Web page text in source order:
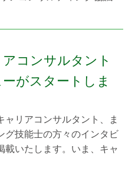
～ 2025年1月5日（日）
前に申請をお済ませくだ
ト試験センター電話：
コンサルタント
がスタートしま
リアコンサルタント、ま
グ技能士の方々のインタビ
載いたします。いま、キャ
のような取り組みをされて